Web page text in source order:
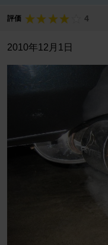
評価 4
2010年12月1日